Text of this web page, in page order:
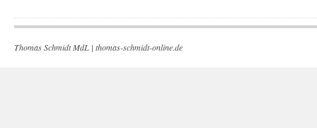
Thomas Schmidt MdL | thomas-schmidt-online.de